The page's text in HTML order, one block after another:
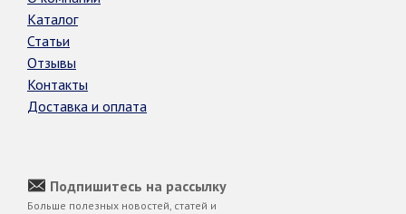
Каталог
Статьи
Отзывы
Контакты
Доставка и оплата
Подпишитесь на рассылку
Больше полезных новостей, статей и